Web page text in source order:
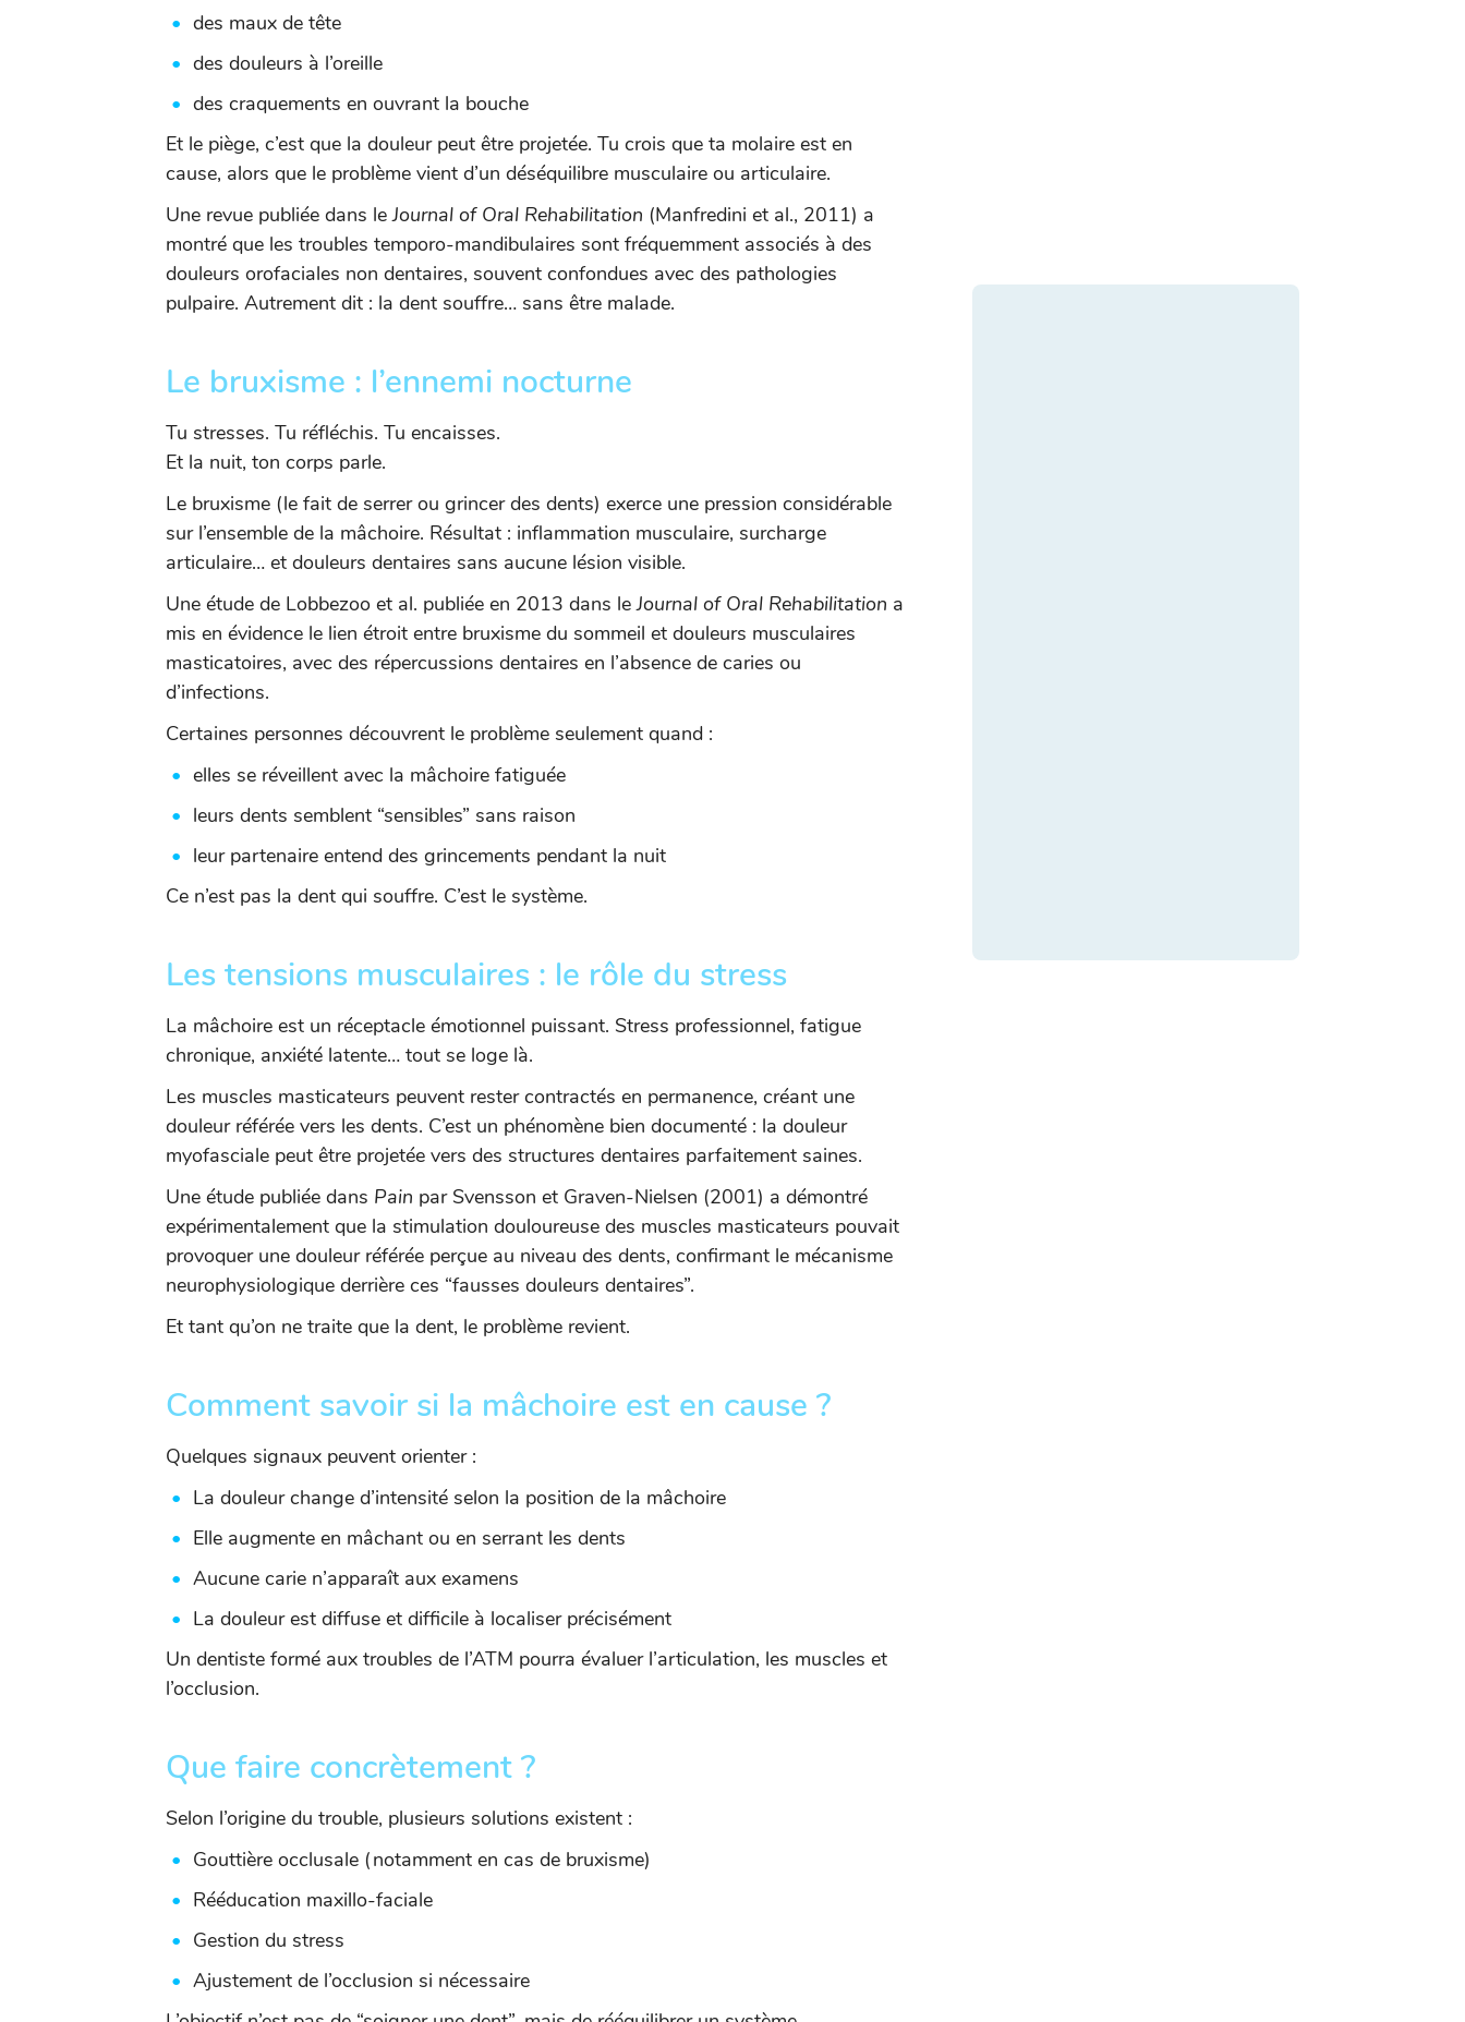
des maux de tête
des douleurs à l’oreille
des craquements en ouvrant la bouche
Et le piège, c’est que la douleur peut être projetée. Tu crois que ta molaire est en
cause, alors que le problème vient d’un déséquilibre musculaire ou articulaire.
Une revue publiée dans leJournal of Oral Rehabilitation (Manfredini et al., 2011) a
montré que les troubles temporo-mandibulaires sont fréquemment associés à des
douleurs orofaciales non dentaires, souvent confondues avec des pathologies
pulpaire. Autrement dit : la dent souffre… sans être malade.
Le bruxisme : l’ennemi nocturne
Tu stresses. Tu réfléchis. Tu encaisses.
Et la nuit, ton corps parle.
Le bruxisme (le fait de serrer ou grincer des dents) exerce une pression considérable
sur l’ensemble de la mâchoire. Résultat : inflammation musculaire, surcharge
articulaire… et douleurs dentaires sans aucune lésion visible.
Une étude de Lobbezoo et al. publiée en 2013 dans leJournal of Oral Rehabilitation a
mis en évidence le lien étroit entre bruxisme du sommeil et douleurs musculaires
masticatoires, avec des répercussions dentaires en l’absence de caries ou
d’infections.
Certaines personnes découvrent le problème seulement quand :
elles se réveillent avec la mâchoire fatiguée
leurs dents semblent “sensibles” sans raison
leur partenaire entend des grincements pendant la nuit
Ce n’est pas la dent qui souffre. C’est le système.
Les tensions musculaires : le rôle du stress
La mâchoire est un réceptacle émotionnel puissant. Stress professionnel, fatigue
chronique, anxiété latente… tout se loge là.
Les muscles masticateurs peuvent rester contractés en permanence, créant une
douleur référée vers les dents. C’est un phénomène bien documenté : la douleur
myofasciale peut être projetée vers des structures dentaires parfaitement saines.
Une étude publiée dans Pain par Svensson et Graven-Nielsen (2001) a démontré
expérimentalement que la stimulation douloureuse des muscles masticateurs pouvait
provoquer une douleur référée perçue au niveau des dents, confirmant le mécanisme
neurophysiologique derrière ces “fausses douleurs dentaires”.
Et tant qu’on ne traite que la dent, le problème revient.
Comment savoir si la mâchoire est en cause ?
Quelques signaux peuvent orienter :
La douleur change d’intensité selon la position de la mâchoire
Elle augmente en mâchant ou en serrant les dents
Aucune carie n’apparaît aux examens
La douleur est diffuse et difficile à localiser précisément
Un dentiste formé aux troubles de l’ATM pourra évaluer l’articulation, les muscles et
l’occlusion.
Que faire concrètement ?
Selon l’origine du trouble, plusieurs solutions existent :
Gouttière occlusale (notamment en cas de bruxisme)
Rééducation maxillo-faciale
Gestion du stress
Ajustement de l’occlusion si nécessaire